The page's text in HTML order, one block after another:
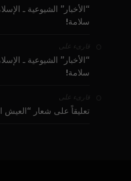
“الأخبار” الشيوعية ـ
سلامة!
قارىء على
“الأخبار” الشيوعية ـ
سلامة!
قارىء على
تعليقاً على شعار “العيش